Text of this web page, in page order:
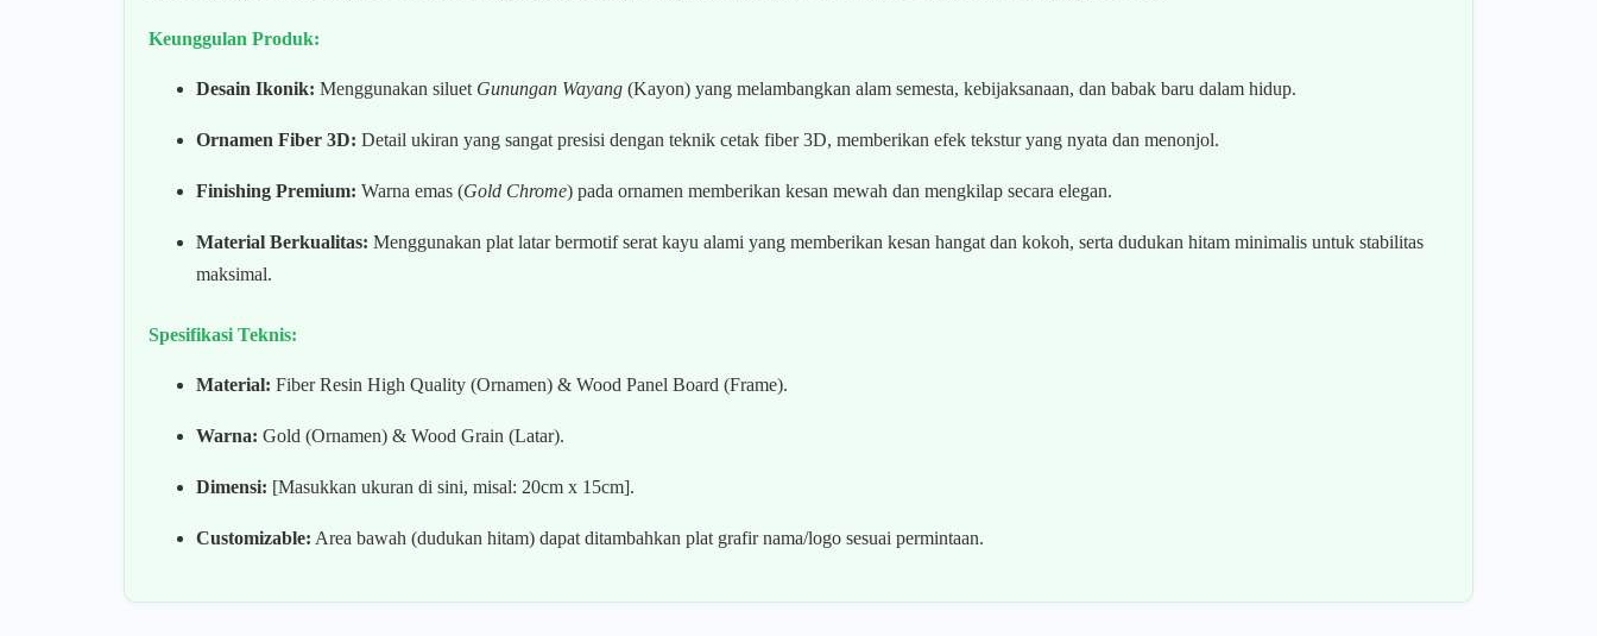
Keunggulan Produk:
Desain Ikonik: Menggunakan siluet Gunungan Wayang (Kayon) yang melambangkan alam semesta, kebijaksanaan, dan babak baru dalam hidup.
Ornamen Fiber 3D: Detail ukiran yang sangat presisi dengan teknik cetak fiber 3D, memberikan efek tekstur yang nyata dan menonjol.
Finishing Premium: Warna emas (Gold Chrome) pada ornamen memberikan kesan mewah dan mengkilap secara elegan.
Material Berkualitas: Menggunakan plat latar bermotif serat kayu alami yang memberikan kesan hangat dan kokoh, serta dudukan hitam minimalis untuk stabilitas
maksimal.
Spesifikasi Teknis:
Material: Fiber Resin High Quality (Ornamen) & Wood Panel Board (Frame).
Warna: Gold (Ornamen) & Wood Grain (Latar).
Dimensi: [Masukkan ukuran di sini, misal: 20cm x 15cm].
Customizable: Area bawah (dudukan hitam) dapat ditambahkan plat grafir nama/logo sesuai permintaan.